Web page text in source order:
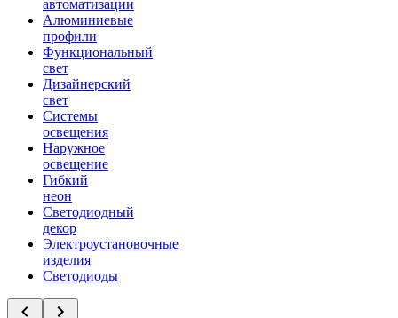
автоматизации
Алюминиевые
профили
Функциональный
свет
Дизайнерский
свет
Системы
освещения
Наружное
освещение
Гибкий
неон
Светодиодный
декор
Электроустановочные
изделия
Светодиоды